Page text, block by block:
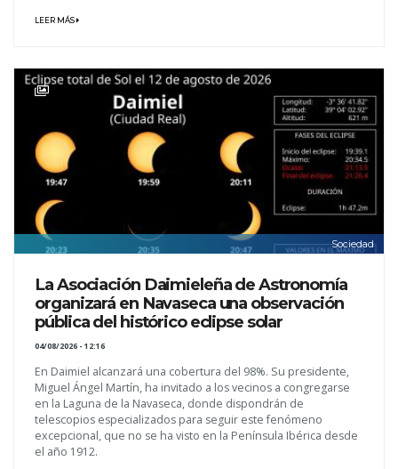
LEER MÁS
Sociedad
La Asociación Daimieleña de Astronomía
organizará en Navaseca una observación
pública del histórico eclipse solar
04/08/2026 - 12:16
En Daimiel alcanzará una cobertura del 98%. Su presidente,
Miguel Ángel Martín, ha invitado a los vecinos a congregarse
en la Laguna de la Navaseca, donde dispondrán de
telescopios especializados para seguir este fenómeno
excepcional, que no se ha visto en la Península Ibérica desde
el año 1912.